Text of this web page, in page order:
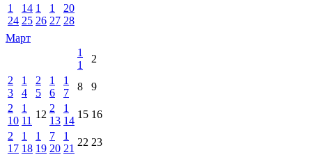
1
24
14
25
1
26
1
27
20
28
Март
1
1
2
2
3
1
4
2
5
1
6
1
7
8
9
2
10
1
11
12
2
13
1
14
15 16
2
17
1
18
1
19
7
20
1
21
22 23